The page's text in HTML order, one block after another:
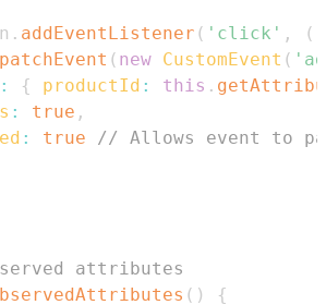
. addEventListener ( 'click' , (
( new CustomEvent (
: { productId : this .
: true ,
: true
// Allows event to
attributes
( )
{